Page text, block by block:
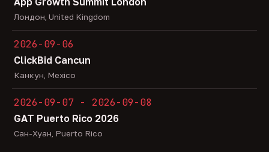
Лондон, United Kingdom
2026-09-06
ClickBid Cancun
Канкун, Mexico
2026-09-07 - 2026-09-08
GAT Puerto Rico 2026
Сан-Хуан, Puerto Rico